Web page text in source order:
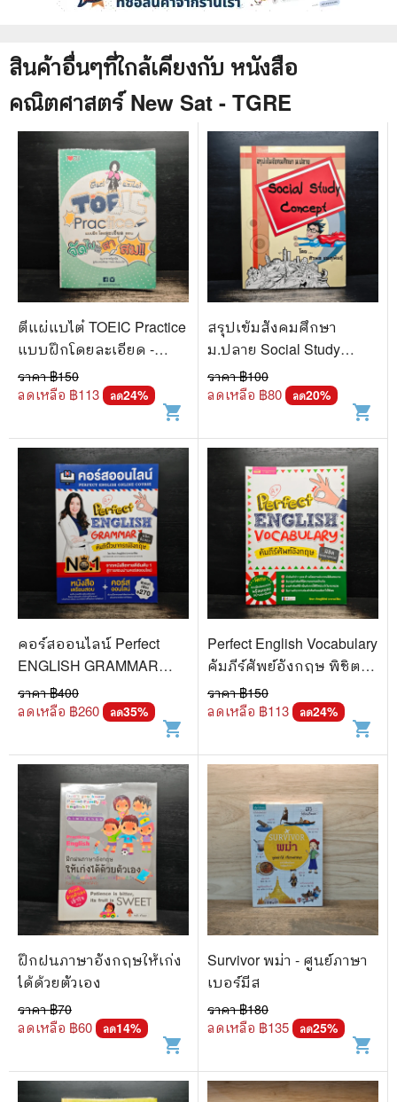
สินค้าอื่นๆที่ใกล้เคียงกับ หนังสือ
คณิตศาสตร์ New Sat - TGRE
ตีแผ่แบไต๋ TOEIC Practice
แบบฝึกโดยละเอียด -
อาจารย์ลูกปัด
ราคา ฿150
ลดเหลือ ฿113 ลด24%
shopping_cart
สรุปเข้มสังคมศึกษา
ม.ปลาย Social Study
Concept - ศิวพล ชมภูพันธุ์
ราคา ฿100
ลดเหลือ ฿80 ลด20%
shopping_cart
คอร์สออนไลน์ Perfect
ENGLISH GRAMMAR
คัมภีร์ไวยากรณ์อังกฤษ
พิชิตข้อสอบ - ภัทรา ภัทร
ราคา ฿400
ลดเหลือ ฿260 ลด35%
shopping_cart
Perfect English Vocabulary
คัมภีร์ศัพย์อังกฤษ พิชิต
ทุกสถานการณ์ - ภัทรา
ภัทรภูรีรักษ์
ราคา ฿150
ลดเหลือ ฿113 ลด24%
shopping_cart
ฝึกฝนภาษาอังกฤษให้เก่ง
ได้ด้วยตัวเอง
ราคา ฿70
ลดเหลือ ฿60 ลด14%
shopping_cart
Survivor พม่า - ศูนย์ภาษา
เบอร์มีส
ราคา ฿180
ลดเหลือ ฿135 ลด25%
shopping_cart